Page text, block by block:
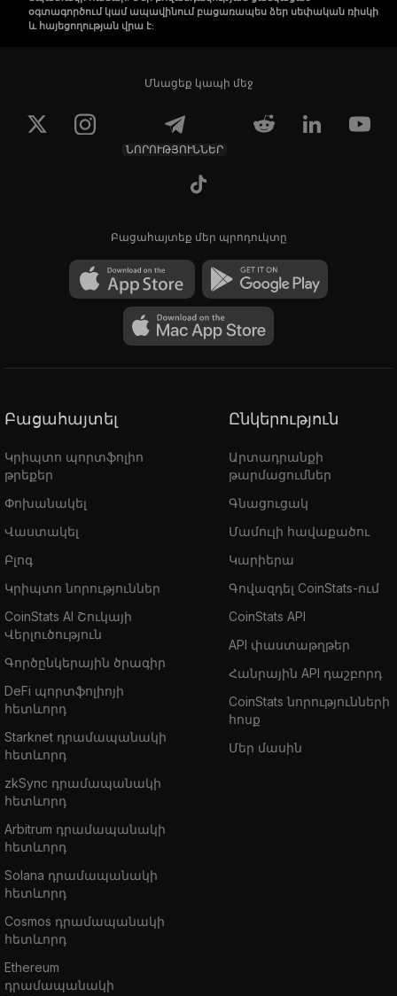
օգտագործում կամ ապավինում բացառապես ձեր սեփական ռիսկի
և հայեցողության վրա է:
Մնացեք կապի մեջ
ՆՈՐՈՒԹՅՈՒՆՆԵՐ
Բացահայտեք մեր պրոդուկտը
Բացահայտել
Կրիպտո պորտֆոլիո
թրեքեր
Փոխանակել
Վաստակել
Բլոգ
Կրիպտո նորություններ
CoinStats AI Շուկայի
Վերլուծություն
Գործընկերային ծրագիր
DeFi պորտֆոլիոյի
հետևորդ
Starknet դրամապանակի
հետևորդ
zkSync դրամապանակի
հետևորդ
Arbitrum դրամապանակի
հետևորդ
Solana դրամապանակի
հետևորդ
Cosmos դրամապանակի
հետևորդ
Ethereum
դրամապանակի
Ընկերություն
Արտադրանքի
թարմացումներ
Գնացուցակ
Մամուլի հավաքածու
Կարիերա
Գովազդել CoinStats-ում
CoinStats API
API փաստաթղթեր
Հանրային API դաշբորդ
CoinStats նորությունների
հոսք
Մեր մասին